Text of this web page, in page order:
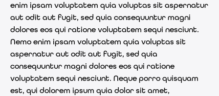
enim ipsam voluptatem quia voluptas sit aspernatur
aut odit aut fugit, sed quia consequuntur magni
dolores eos qui ratione voluptatem sequi nesciunt.
Nemo enim ipsam voluptatem quia voluptas sit
aspernatur aut odit aut fugit, sed quia
consequuntur magni dolores eos qui ratione
voluptatem sequi nesciunt. Neque porro quisquam
est, qui dolorem ipsum quia dolor sit amet,